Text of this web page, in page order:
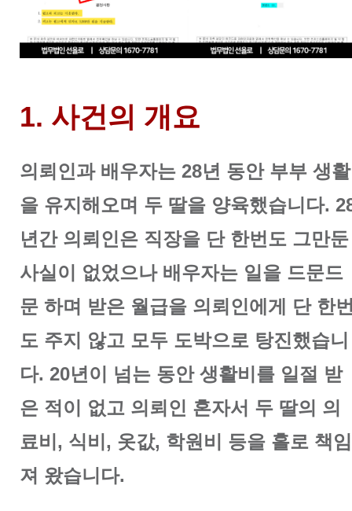
1. 사건의 개요
의뢰인과 배우자는 28년 동안 부부 생활
을 유지해오며 두 딸을 양육했습니다.
년간 의뢰인은 직장을 단 한번도 그만둔
사실이 없었으나 배우자는 일을 드문드
문 하며 받은 월급을 의뢰인에게 단 한
도 주지 않고 모두 도박으로 탕진했습니
다. 20년이 넘는 동안 생활비를 일절 받
은 적이 없고 의뢰인 혼자서 두 딸의 의
료비, 식비, 옷값, 학원비 등을 홀로 책임
져 왔습니다.